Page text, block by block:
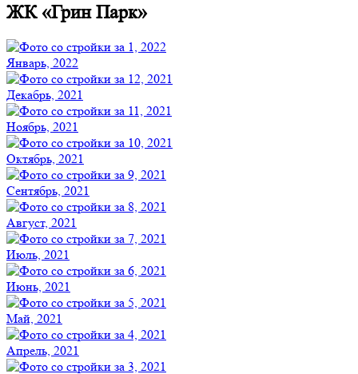
ЖК «Грин Парк»
Январь, 2022
Декабрь, 2021
Ноябрь, 2021
Октябрь, 2021
Сентябрь, 2021
Август, 2021
Июль, 2021
Июнь, 2021
Май, 2021
Апрель, 2021